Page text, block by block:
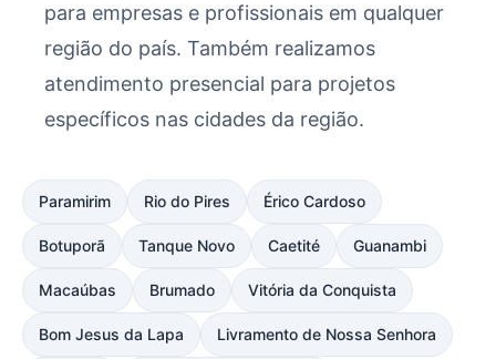
para empresas e profissionais em qualquer
região do país. Também realizamos
atendimento presencial para projetos
específicos nas cidades da região.
Paramirim Rio do Pires Érico Cardoso
Botuporã Tanque Novo Caetité Guanambi
Macaúbas Brumado Vitória da Conquista
Bom Jesus da Lapa Livramento de Nossa Senhora